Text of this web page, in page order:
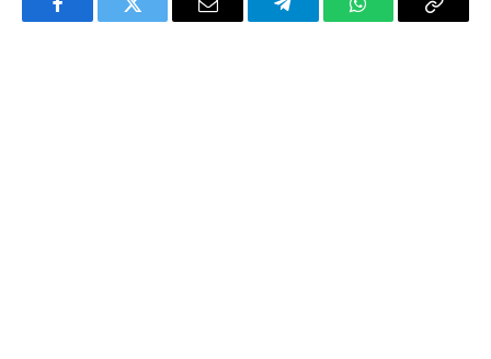
FacebookTwitter Email TelegramWhatsAppCopy